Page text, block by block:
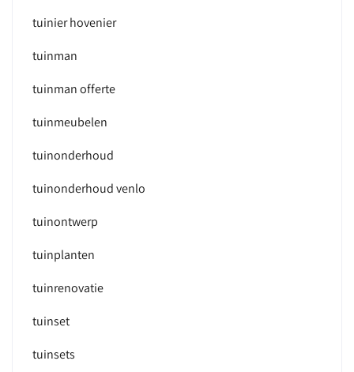
tuinier hovenier
tuinman
tuinman offerte
tuinmeubelen
tuinonderhoud
tuinonderhoud venlo
tuinontwerp
tuinplanten
tuinrenovatie
tuinset
tuinsets